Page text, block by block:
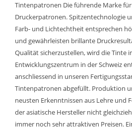
Tintenpatronen Die führende Marke
Druckerpatronen. Spitzentechnologie
Farb- und Lichtechtheit entsprechen
und gewährleisten brillante
Qualität sicherzustellen, wird die Tinte
Entwicklungszentrum in der Schweiz
anschliessend in unseren
Tintenpatronen abgefüllt. Produktion
neusten Erkenntnissen aus Lehre und
der asiatische Hersteller nicht
immer noch sehr attraktiven Preisen.